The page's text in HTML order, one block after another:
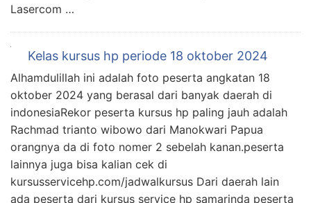
Lasercom …
Kelas kursus hp periode 18 oktober 2024
Alhamdulillah ini adalah foto peserta angkatan 18
oktober 2024 yang berasal dari banyak daerah di
indonesiaRekor peserta kursus hp paling jauh adalah
Rachmad trianto wibowo dari Manokwari Papua
orangnya da di foto nomer 2 sebelah kanan.peserta
lainnya juga bisa kalian cek di
kursusservicehp.com/jadwalkursus Dari daerah lain
ada peserta dari kursus service hp samarinda peserta